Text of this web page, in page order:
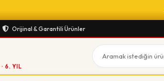
Orijinal & Garantili Ürünler
6. YIL